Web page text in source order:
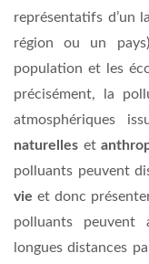
représentatifs d’un
région ou un
population et les
précisément, la
atmosphériques
naturelles et
polluants peuvent
vie et donc
polluants peuvent
longues distances